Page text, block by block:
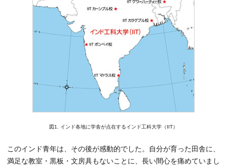
図1. インド各地に学舎が点在するインド工科大学（IIT）
このインド青年は、その後が感動的でした。自分が育った田舎に、
満足な教室・黒板・文房具もないことに、長い間心を痛めていまし